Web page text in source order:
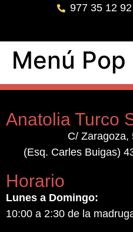
977 35 12 92
Menú Pop
Anatolia Turco
C/ Zaragoza,
(Esq. Carles Buigas)
Horario
Lunes a Domingo:
10:00 a 2:30 de la